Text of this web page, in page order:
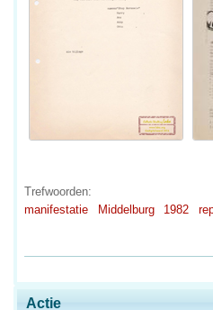
Actie
Trefwoorden:
manifestatie
Middelburg 1982